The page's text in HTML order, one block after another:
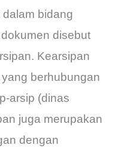
bidang
disebut
Kearsipan
berhubungan
arsip (dinas
juga merupakan
dengan